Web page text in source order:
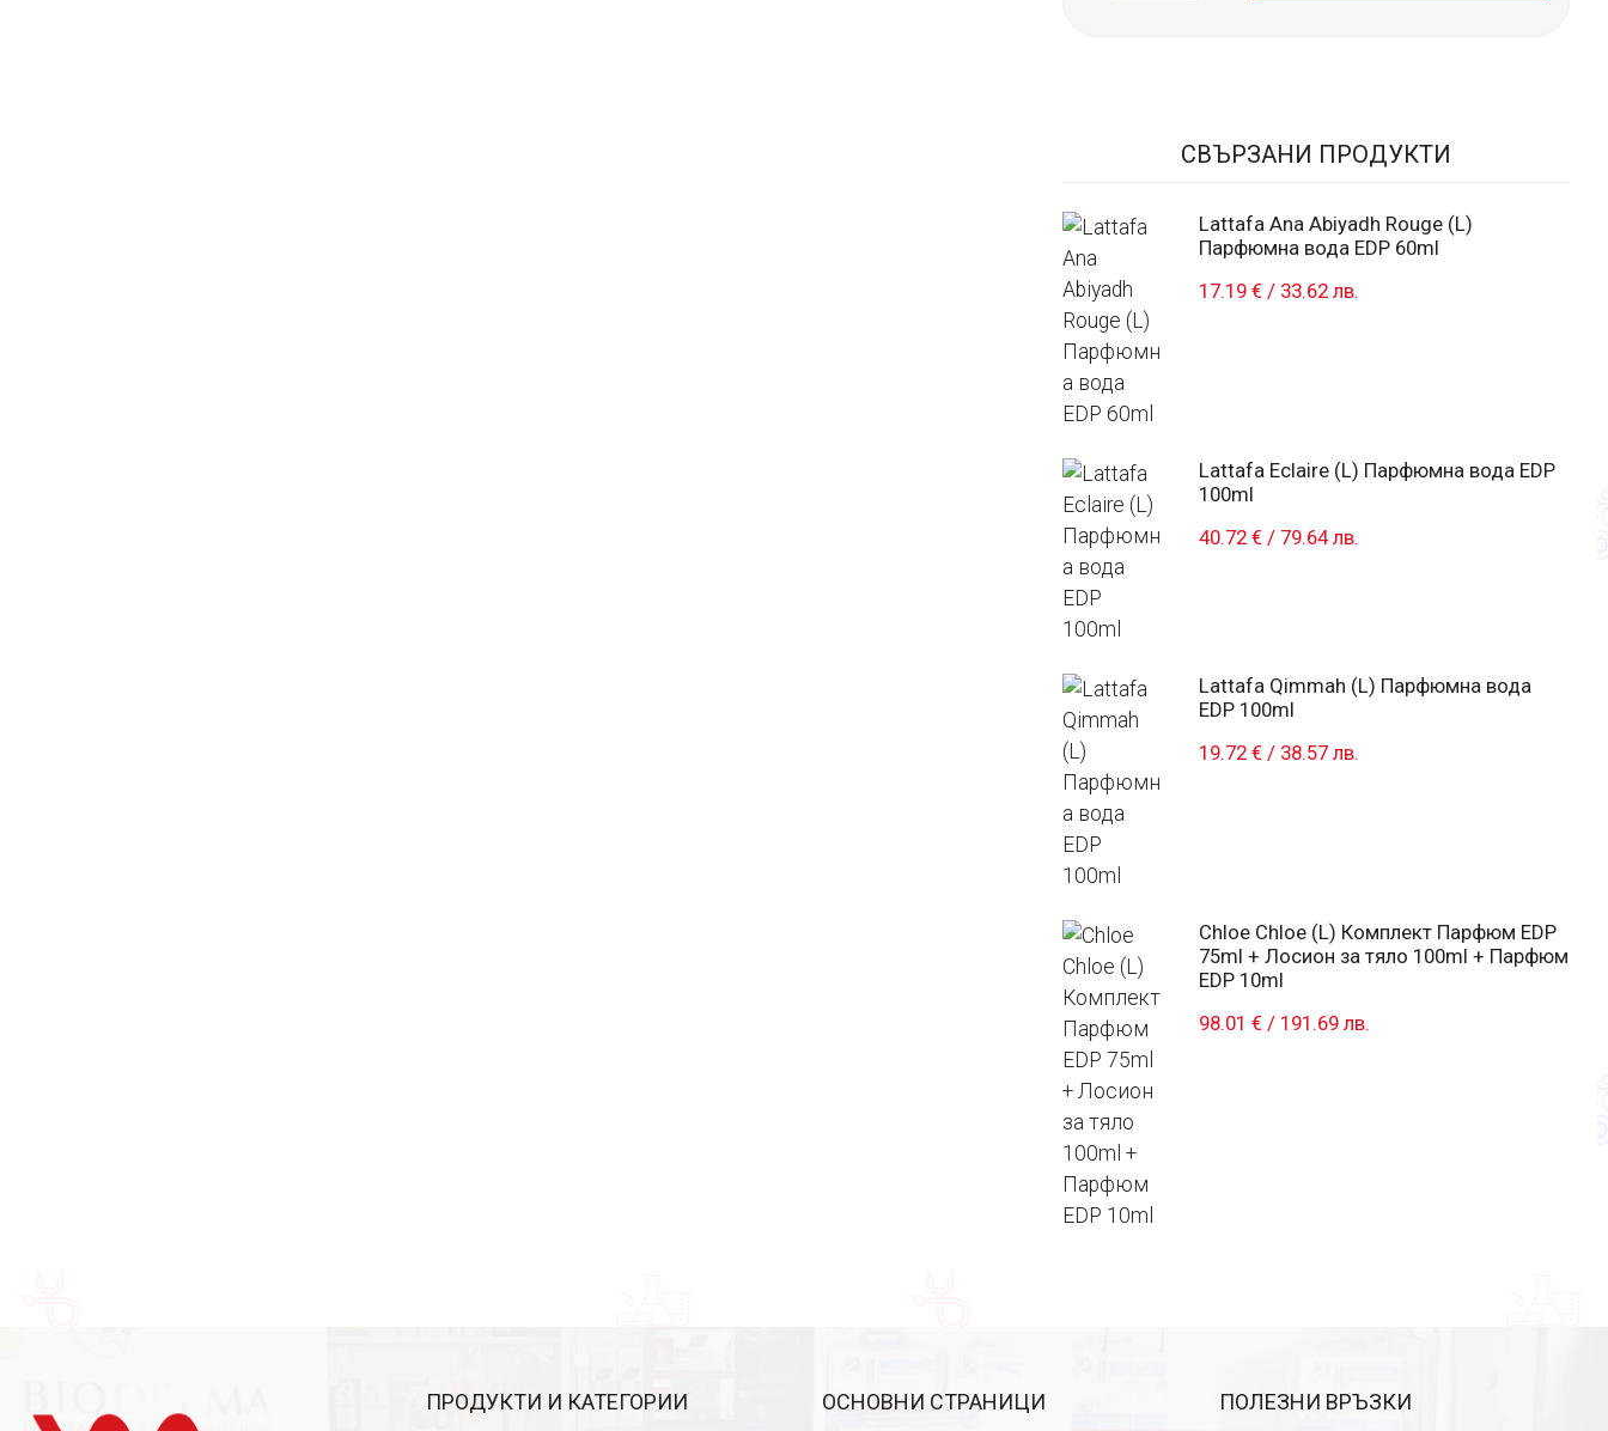
СВЪРЗАНИ ПРОДУКТИ
Lattafa Ana Abiyadh Rouge (L)
Парфюмна вода EDP 60ml
17.19 €/ 33.62 лв.
Lattafa Eclaire (L) Парфюмна вода EDP
100ml
40.72 €/ 79.64 лв.
Lattafa Qimmah (L) Парфюмна вода
EDP 100ml
19.72 €/ 38.57 лв.
Chloe Chloe (L) Комплект Парфюм EDP
75ml + Лосион за тяло 100ml + Парфюм
EDP 10ml
98.01 €/ 191.69 лв.
ПРОДУКТИ И КАТЕГОРИИ ОСНОВНИ СТРАНИЦИ ПОЛЕЗНИ ВРЪЗКИ